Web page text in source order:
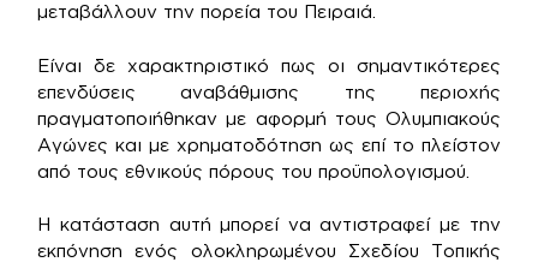
μεταβάλλουν την πορεία του Πειραιά.
Είναι δε χαρακτηριστικό πως οι σημαντικότερες
επενδύσεις αναβάθμισης της περιοχής
πραγματοποιήθηκαν με αφορμή τους Ολυμπιακούς
Αγώνες και με χρηματοδότηση ως επί το πλείστον
από τους εθνικούς πόρους του προϋπολογισμού.
Η κατάσταση αυτή μπορεί να αντιστραφεί με την
εκπόνηση ενός ολοκληρωμένου Σχεδίου Τοπικής